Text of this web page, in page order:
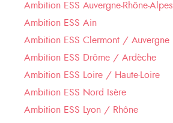
Ambition ESS Auvergne-Rhône-Alpes
Ambition ESS Ain
Ambition ESS Clermont / Auvergne
Ambition ESS Drôme / Ardèche
Ambition ESS Loire / Haute-Loire
Ambition ESS Nord Isère
Ambition ESS Lyon / Rhône